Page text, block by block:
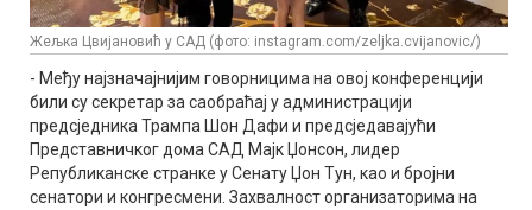
Жељка Цвијановић у САД (фото: instagram.com/zeljka.cvijanovic/)
- Међу најзначајнијим говорницима на овој конференцији
били су секретар за саобраћај у администрацији
предсједника Трампа Шон Дафи и предсједавајући
Представничког дома САД Мајк Џонсон, лидер
Републиканске странке у Сенату Џон Тун, као и бројни
сенатори и конгресмени. Захвалност организаторима на